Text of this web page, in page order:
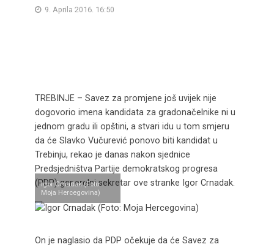
9. Aprila 2016. 16:50
TREBINJE – Savez za promjene još uvijek nije
dogovorio imena kandidata za gradonačelnike ni u
jednom gradu ili opštini, a stvari idu u tom smjeru
da će Slavko Vučurević ponovo biti kandidat u
Trebinju, rekao je danas nakon sjednice
Predsjedništva Partije demokratskog progresa
(PDP) generelni sekretar ove stranke Igor Crnadak.
Igor Crnadak (Foto:
Moja Hercegovina)
On je naglasio da PDP očekuje da će Savez za